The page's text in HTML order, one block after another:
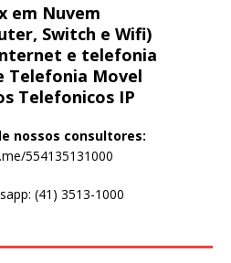
em Nuvem
Switch e Wifi)
e telefonia
Telefonia Movel
Telefonicos IP
nossos consultores:
554135131000
(41) 3513-1000